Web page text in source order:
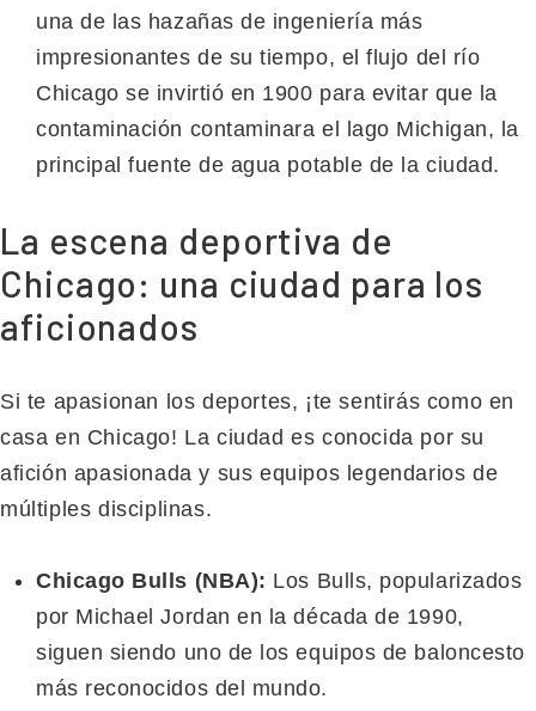
una de las hazañas de ingeniería más
impresionantes de su tiempo, el flujo del río
Chicago se invirtió en 1900 para evitar que la
contaminación contaminara el lago Michigan, la
principal fuente de agua potable de la ciudad.
La escena deportiva de
Chicago: una ciudad para los
aficionados
Si te apasionan los deportes, ¡te sentirás como en
casa en Chicago! La ciudad es conocida por su
afición apasionada y sus equipos legendarios de
múltiples disciplinas.
Chicago Bulls (NBA): Los Bulls, popularizados
por Michael Jordan en la década de 1990,
siguen siendo uno de los equipos de baloncesto
más reconocidos del mundo.